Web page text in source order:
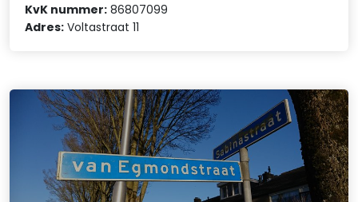
KvK nummer: 86807099
Adres: Voltastraat 11